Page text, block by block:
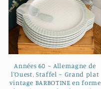
Années 60 ~ Allemagne de
l'Ouest, Staffel ~ Grand plat
vintage BARBOTINE en forme